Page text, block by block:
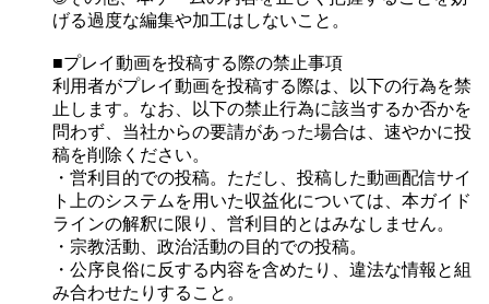
げる過度な編集や加工はしないこと。
■プレイ動画を投稿する際の禁止事項
利用者がプレイ動画を投稿する際は、以下の行為を禁
止します。なお、以下の禁止行為に該当するか否かを
問わず、当社からの要請があった場合は、速やかに投
稿を削除ください。
・営利目的での投稿。ただし、投稿した動画配信サイ
ト上のシステムを用いた収益化については、本ガイド
ラインの解釈に限り、営利目的とはみなしません。
・宗教活動、政治活動の目的での投稿。
・公序良俗に反する内容を含めたり、違法な情報と組
み合わせたりすること。